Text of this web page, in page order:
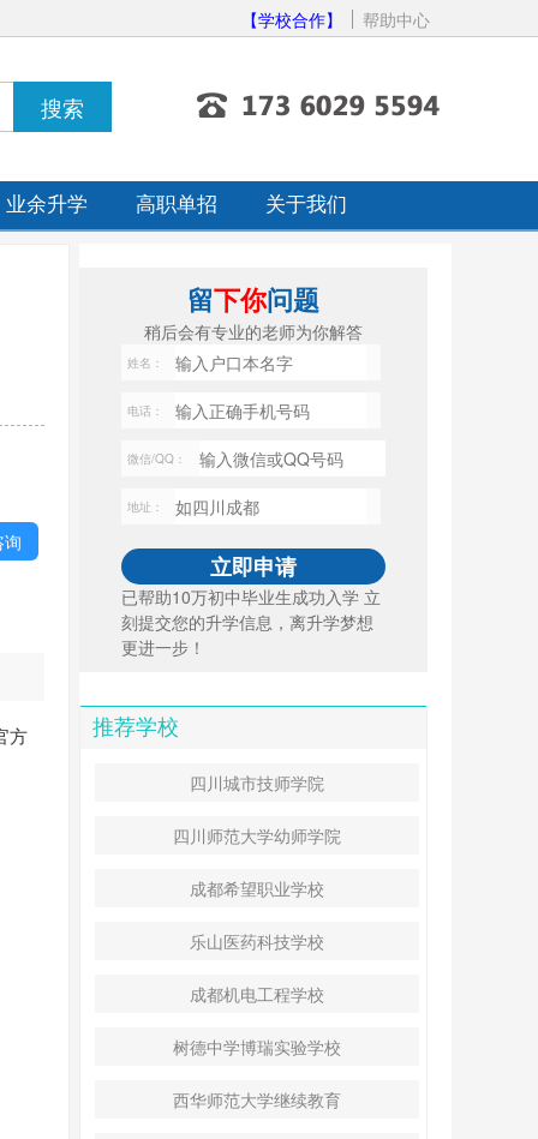
【学校合作】 帮助中心
业余升学 高职单招 关于我们
方
留下你问题
稍后会有专业的老师为你解答
姓名：
电话：
微信/QQ：
地址：
已帮助10万初中毕业生成功入学 立
刻提交您的升学信息，离升学梦想
更进一步！
推荐学校
四川城市技师学院
四川师范大学幼师学院
成都希望职业学校
乐山医药科技学校
成都机电工程学校
树德中学博瑞实验学校
西华师范大学继续教育